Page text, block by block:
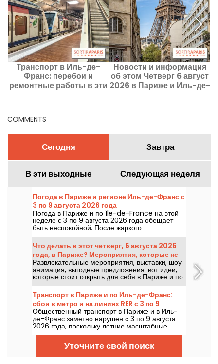
Транспорт в Иль-де-
Франс: перебои и
ремонтные работы в эти
Новости и информация
об этом Четверг 6 август
2026 в Париже и Иль-де-
COMMENTS
Сегодня Завтра
В эти выходные Следующая неделя
Погода в Париже и регионе Иль-де-Франс с
3 по 9 августа 2026 года
Погода в Париже и по Île-de-France на этой
неделе с 3 по 9 августа 2026 года обещает
быть неспокойной. После жаркого
понедельника с риском гроз температура
будет постепенно снижаться, а к выходным
вернется более жаркая и солнечная погода.
Что делать в этот четверг, 6 августа 2026
года, в Париже? Мероприятия, которые не
стоит пропускать
Развлекательные мероприятия, выставки, шоу,
анимация, выгодные предложения: вот идеи,
которые стоит открыть для себя в Париже и по
всей Иль-де-Франс в четверг 6 августа 2026
года.
Транспорт в Париже и по Иль-де-Франс:
сбои в метро и на линиях RER с 3 по 9
августа 2026 года
Общественный транспорт в Париже и в Иль-
де-Франс заметно нарушен с 3 по 9 августа
2026 года, поскольку летние масштабные
работы сильно влияют на отдельные линии,
Уточните свой поиск